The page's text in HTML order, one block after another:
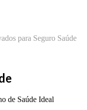
para Seguro Saúde
de Saúde Ideal